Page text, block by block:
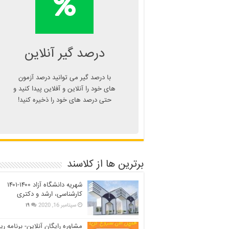
درصد گیر آنلاین
با درصد گیر می توانید درصد آزمون
های خود را آنلاین و آفلاین پیدا کنید و
حتی درصد های خود را ذخیره کنید!
درصد یا دانلود
برترین ها از کلاسند
شهریه دانشگاه آزاد ۱۴۰۰-۱۴۰۱
کارشناسی، ارشد و دکتری
سپتامبر 16, 2020 ۱۹
مشاوره رایگان آنلاین- برنامه